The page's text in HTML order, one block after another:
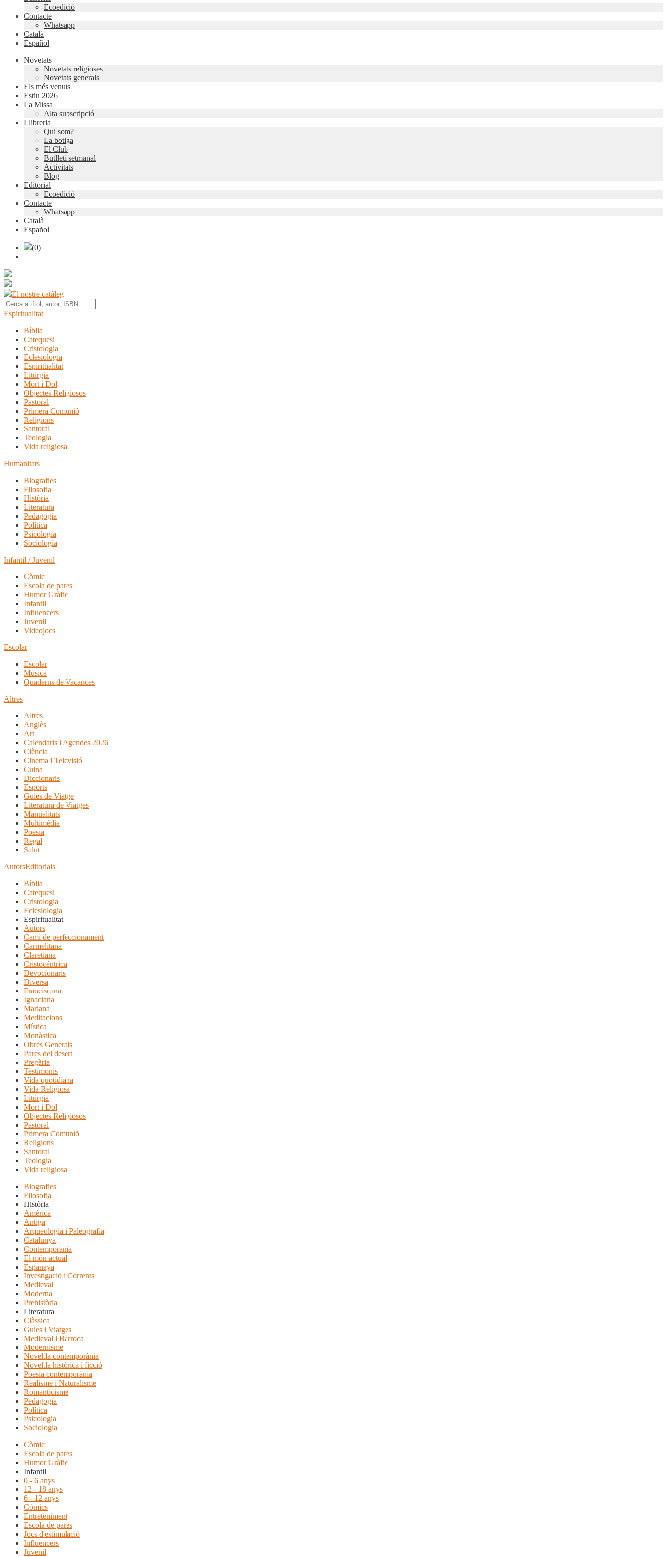
Ecoedició
Contacte
Whatsapp
Català
Español
Novetats
Novetats religioses
Novetats generals
Els més venuts
Estiu 2026
La Missa
Alta subscripció
Llibreria
Qui som?
La botiga
El Club
Butlletí setmanal
Activitats
Blog
Editorial
Ecoedició
Contacte
Whatsapp
Català
Español
(0)
El nostre catàleg
Espiritualitat
Bíblia
Catequesi
Cristologia
Eclesiologia
Espiritualitat
Litúrgia
Mort i Dol
Objectes Religiosos
Pastoral
Primera Comunió
Religions
Santoral
Teologia
Vida religiosa
Humanitats
Biografies
Filosofia
Història
Literatura
Pedagogia
Política
Psicologia
Sociologia
Infantil / Juvenil
Còmic
Escola de pares
Humor Gràfic
Infantil
Influencers
Juvenil
Videojocs
Escolar
Escolar
Música
Quaderns de Vacances
Altres
Altres
Anglès
Art
Calendaris i Agendes 2026
Ciència
Cinema i Televisió
Cuina
Diccionaris
Esports
Guies de Viatge
Literatura de Viatges
Manualitats
Multimèdia
Poesia
Regal
Salut
AutorsEditorials
Bíblia
Catequesi
Cristologia
Eclesiologia
Espiritualitat
Autors
Camí de perfeccionament
Carmelitana
Claretiana
Cristocéntrica
Devocionaris
Diversa
Franciscana
Ignaciana
Mariana
Meditacions
Mística
Monàstica
Obres Generals
Pares del desert
Pregària
Testimonis
Vida quotidiana
Vida Religiosa
Litúrgia
Mort i Dol
Objectes Religiosos
Pastoral
Primera Comunió
Religions
Santoral
Teologia
Vida religiosa
Biografies
Filosofia
Història
Amèrica
Antiga
Arqueologia i Paleografia
Catalunya
Contemporània
El món actual
Espanaya
Investigació i Corrents
Medieval
Moderna
Prehistòria
Literatura
Clàssica
Guies i Viatges
Medieval i Barroca
Modernisme
Novel.la contemporània
Novel.la històrica i ficció
Poesia contemporània
Realisme i Naturalisme
Romanticisme
Pedagogia
Política
Psicologia
Sociologia
Còmic
Escola de pares
Humor Gràfic
Infantil
0 - 6 anys
12 - 18 anys
6 - 12 anys
Còmics
Entreteniment
Escola de pares
Jocs d'estimulació
Influencers
Juvenil